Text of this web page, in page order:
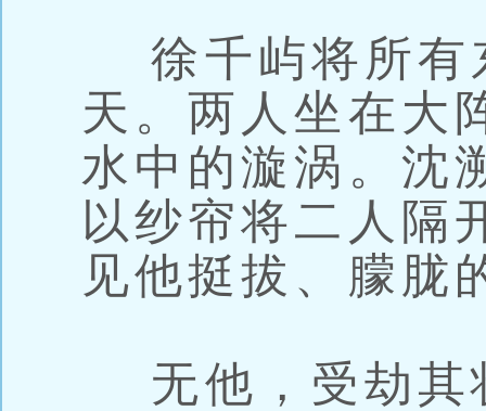
徐千屿将所有
天。两人坐在大
水中的漩涡。沈
以纱帘将二人隔
见他挺拔、朦胧
无他，受劫其